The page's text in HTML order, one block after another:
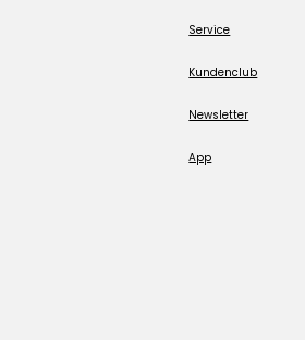
Service
Kundenclub
Newsletter
App